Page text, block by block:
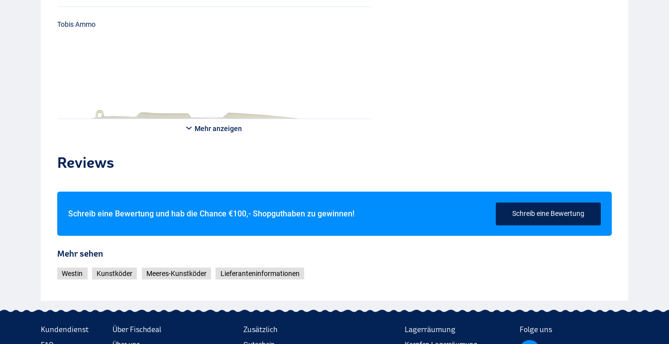
Tobis Ammo
Mehr anzeigen
Reviews
Schreib eine Bewertung und hab die Chance €100,- Shopguthaben zu gewinnen! Schreib eine Bewertung
Mehr sehen
Westin Kunstköder Meeres-Kunstköder Lieferanteninformationen
Kundendienst Über Fischdeal Zusätzlich Lagerräumung Folge uns